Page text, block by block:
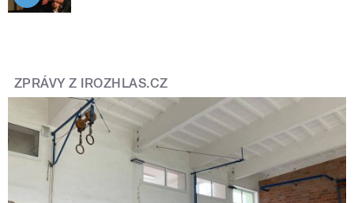
ZPRÁVY Z IROZHLAS.CZ